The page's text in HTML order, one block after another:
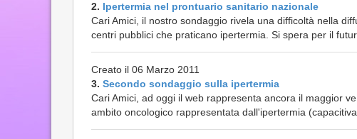
2. Ipertermia nel prontuario sanitario nazionale
Cari Amici, il nostro sondaggio rivela una difficoltà nella
centri pubblici che praticano ipertermia. Si spera per il
Creato il 06 Marzo 2011
3. Secondo sondaggio sulla ipertermia
Cari Amici, ad oggi il web rappresenta ancora il maggior
ambito oncologico rappresentata dall'ipertermia (capacitiva